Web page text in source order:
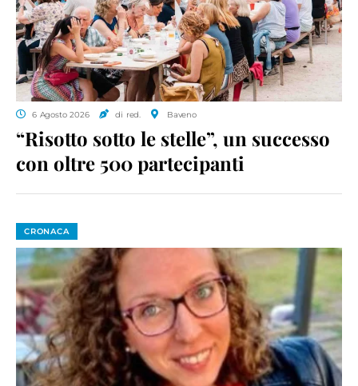
6 Agosto 2026 di red. Baveno
“Risotto sotto le stelle”, un successo
con oltre 500 partecipanti
CRONACA